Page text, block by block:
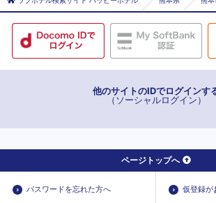
他のサイトのIDでログインす
（ソーシャルログイン）
ページトップへ
パスワードを忘れた方へ 仮登録が